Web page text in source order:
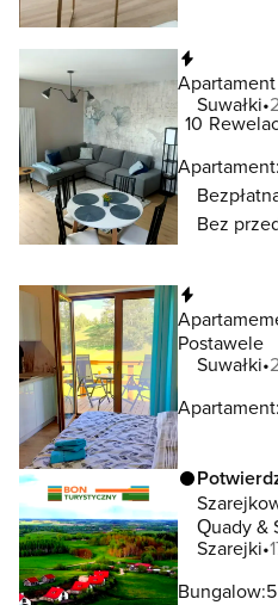
Apartament
Suwałki
10
Apartament:
Bez
Postawele
Suwałki
Apartament:
Quady &
Szarejki
Bungalow: